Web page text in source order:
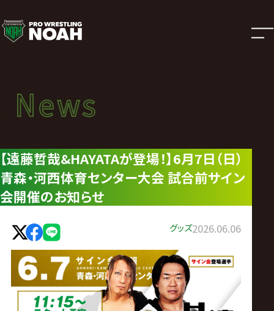
ニ
ュ
ー
ス
|
プ
ロ
レ
ス
News
ニュース
News
【遠藤哲哉&HAYATAが登場！】6月7日（日）
青森・河西体育センター大会 試合前サイン
会開催のお知らせ
グッズ2026.06.06